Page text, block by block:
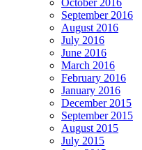
October 2016
September 2016
August 2016
July 2016
June 2016
March 2016
February 2016
January 2016
December 2015
September 2015
August 2015
July 2015